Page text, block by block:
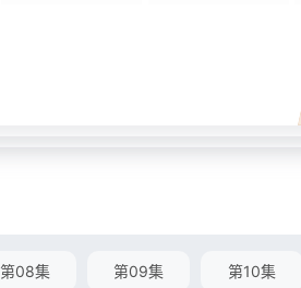
第08集 第09集 第10集